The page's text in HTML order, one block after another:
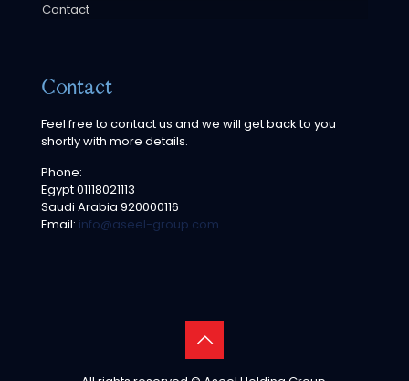
Contact
Contact
Feel free to contact us and we will get back to you
shortly with more details.
Phone:
Egypt01118021113
Saudi Arabia 920000116
Email: info@aseel-group.com